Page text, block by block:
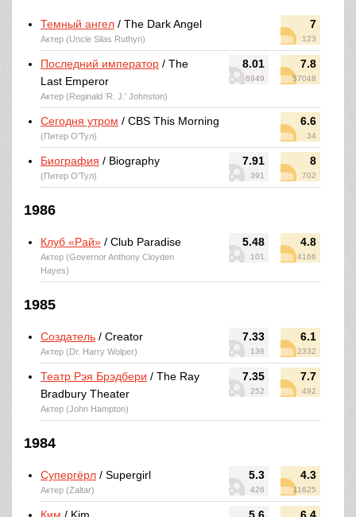
7
123
Темный ангел / The Dark Angel
Актер (Uncle Silas Ruthyn)
8.01
6949
7.8
57048
Последний император / The
Last Emperor
Актер (Reginald 'R. J.' Johnston)
6.6
34
Сегодня утром / CBS This Morning
(Питер О’Тул)
7.91
391
8
702
Биография / Biography
(Питер О’Тул)
1986
5.48
101
4.8
4166
Клуб «Рай» / Club Paradise
Актер (Governor Anthony Cloyden
Hayes)
1985
7.33
136
6.1
2332
Создатель / Creator
Актер (Dr. Harry Wolper)
7.35
252
7.7
492
Театр Рэя Брэдбери / The Ray
Bradbury Theater
Актер (John Hampton)
1984
5.3
426
4.3
11625
Супергёрл / Supergirl
Актер (Zaltar)